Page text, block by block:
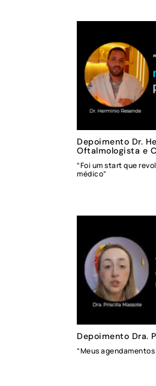
Depoimento Dr.
Oftalmologista e
“Foi um start que
médico”
Depoimento Dra.
“Meus